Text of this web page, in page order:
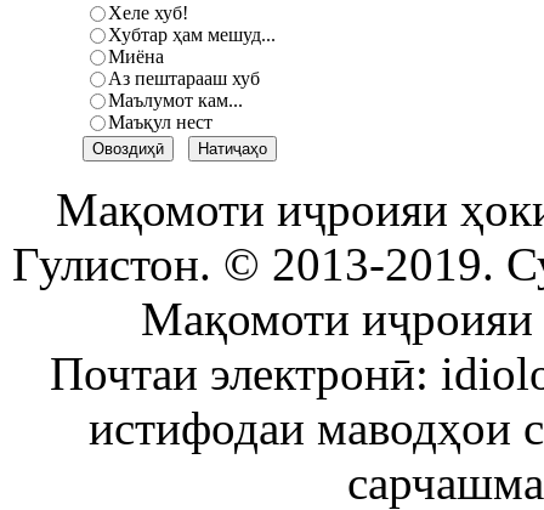
Хеле хуб!
Хубтар ҳам мешуд...
Миёна
Аз пештарааш хуб
Маълумот кам...
Маъқул нест
Мақомоти иҷроияи
Гулистон. © 2013-2019.
Мақомоти иҷроияи
Почтаи электронӣ:
истифодаи маводҳои